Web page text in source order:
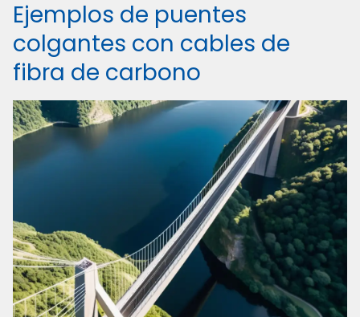
Ejemplos de puentes
colgantes con cables de
fibra de carbono